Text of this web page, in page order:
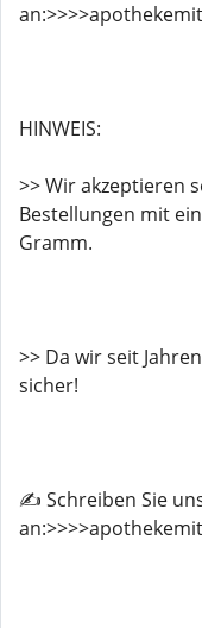
HINWEIS:
>> Wir akzeptieren
Bestellungen mit
Gramm.
>> Da wir seit
sicher!
✍️ Schreiben Sie